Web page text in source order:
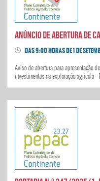
DAS 9:00 HORAS DE 1 DE
Aviso de abertura para apresentação
investimentos na exploração agrícola -